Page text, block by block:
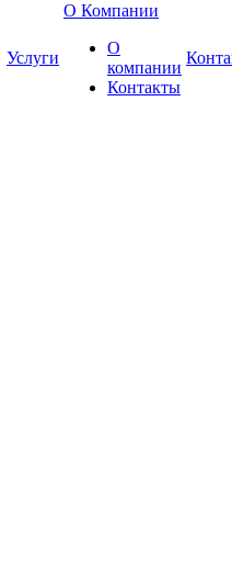
Услуги
О Компании
О
компании
Контакты